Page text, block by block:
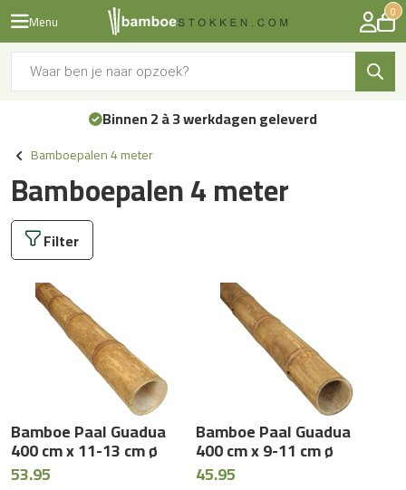
Menu 0
Producten
zoeken
Binnen 2 à 3 werkdagen geleverd
Bamboepalen 4 meter
Bamboepalen 4 meter
Filter
Bamboe Paal Guadua
400 cm x 11-13 cm ø
53.95
Bamboe Paal Guadua
400 cm x 9-11 cm ø
45.95